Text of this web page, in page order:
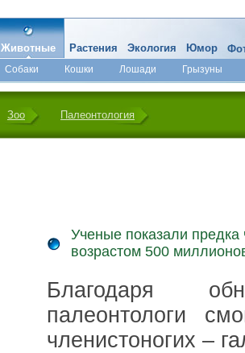
Животные
Собаки Кошки Лошади
Грызуны
Микромир
Растения Экология Юмор
Зоо Палеонтология
Ученые показали предка
возрастом 500
Благодаря
палеонтологи
членистоногих –